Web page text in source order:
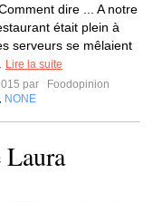
dire ... A notre
était plein à
serveurs se mêlaient
Lire la suite
par
Foodopinion
NONE
Laura